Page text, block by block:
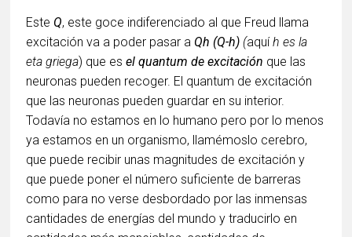
Este Q, este goce indiferenciado al que Freud llama
excitación va a poder pasar a Qh (Q-h) (aquíh es la
eta griega) que esel quantum de excitación que las
neuronas pueden recoger. El quantum de excitación
que las neuronas pueden guardar en su interior.
Todavía no estamos en lo humano pero por lo menos
ya estamos en un organismo, llamémoslo cerebro,
que puede recibir unas magnitudes de excitación y
que puede poner el número suficiente de barreras
como para no verse desbordado por las inmensas
cantidades de energías del mundo y traducirlo en